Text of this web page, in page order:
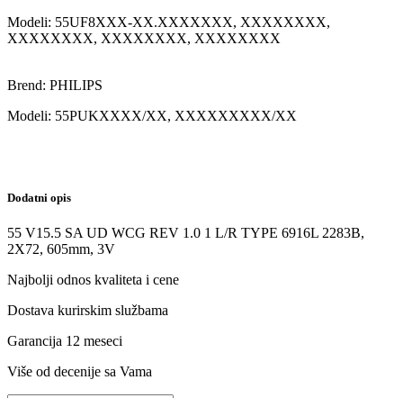
Modeli: 55UF8XXX-XX.XXXXXXX, XXXXXXXX,
XXXXXXXX, XXXXXXXX, XXXXXXXX
Brend: PHILIPS
Modeli: 55PUKXXXX/XX, XXXXXXXXX/XX
Dodatni opis
55 V15.5 SA UD WCG REV 1.0 1 L/R TYPE 6916L 2283B,
2X72, 605mm, 3V
Najbolji odnos kvaliteta i cene
Dostava kurirskim službama
Garancija 12 meseci
Više od decenije sa Vama